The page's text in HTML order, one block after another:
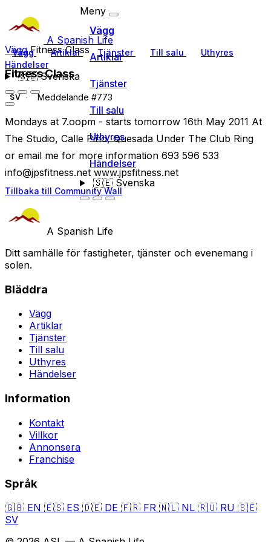
A Spanish Life
Vägg Artiklar Tjänster Till salu
Uthyres
Händelser
🇸🇪Svenska
Meny
Vägg
Artiklar
Tjänster
Till salu
Uthyres
Händelser
🇸🇪Svenska
VäggFitness Class
Fitness Class
SV Meddelande #773
Mondays at 7.oopm - starts tomorrow 16th May 2011 At
The Studio, Calle Pino, Quesada Under The Club Ring
or email me for more information 693 596 533
info@jpsfitness.net www.jpsfitness.net
Tillbaka till Community Wall
A Spanish Life
Ditt samhälle för fastigheter, tjänster och evenemang i
solen.
Bläddra
Vägg
Artiklar
Tjänster
Till salu
Uthyres
Händelser
Information
Kontakt
Villkor
Annonsera
Franchise
Språk
🇬🇧 EN 🇪🇸 ES 🇩🇪 DE 🇫🇷 FR 🇳🇱 NL 🇷🇺 RU 🇸🇪
SV